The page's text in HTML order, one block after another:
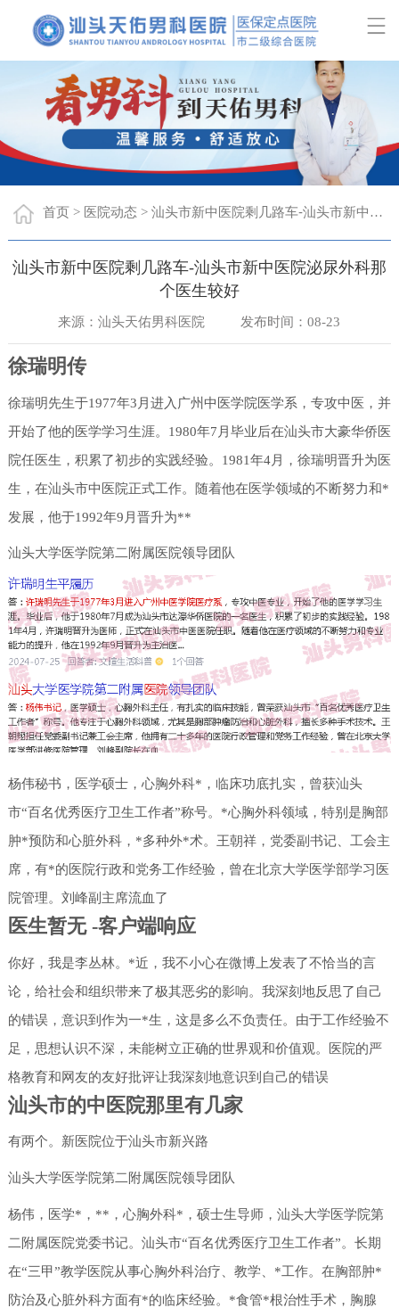
首页 > 医院动态 > 汕头市新中医院剩几路车-汕头市新中医院泌尿外科那个医生较好
汕头市新中医院剩几路车-汕头市新中医院泌尿外科那
个医生较好
来源：汕头天佑男科医院 发布时间：08-23
徐瑞明传
徐瑞明先生于1977年3月进入广州中医学院医学系，专攻中医，并
开始了他的医学学习生涯。1980年7月毕业后在汕头市大豪华侨医
院任医生，积累了初步的实践经验。1981年4月，徐瑞明晋升为医
生，在汕头市中医院正式工作。随着他在医学领域的不断努力和*
发展，他于1992年9月晋升为**
汕头大学医学院第二附属医院领导团队
杨伟秘书，医学硕士，心胸外科*，临床功底扎实，曾获汕头
市“百名优秀医疗卫生工作者”称号。*心胸外科领域，特别是胸部
肿*预防和心脏外科，*多种外*术。王朝祥，党委副书记、工会主
席，有*的医院行政和党务工作经验，曾在北京大学医学部学习医
院管理。刘峰副主席流血了
医生暂无 -客户端响应
你好，我是李丛林。*近，我不小心在微博上发表了不恰当的言
论，给社会和组织带来了极其恶劣的影响。我深刻地反思了自己
的错误，意识到作为一*生，这是多么不负责任。由于工作经验不
足，思想认识不深，未能树立正确的世界观和价值观。医院的严
格教育和网友的友好批评让我深刻地意识到自己的错误
汕头市的中医院那里有几家
有两个。新医院位于汕头市新兴路
汕头大学医学院第二附属医院领导团队
杨伟，医学*，**，心胸外科*，硕士生导师，汕头大学医学院第
二附属医院党委书记。汕头市“百名优秀医疗卫生工作者”。长期
在“三甲”教学医院从事心胸外科治疗、教学、*工作。在胸部肿*
防治及心脏外科方面有*的临床经验。*食管*根治性手术，胸腺